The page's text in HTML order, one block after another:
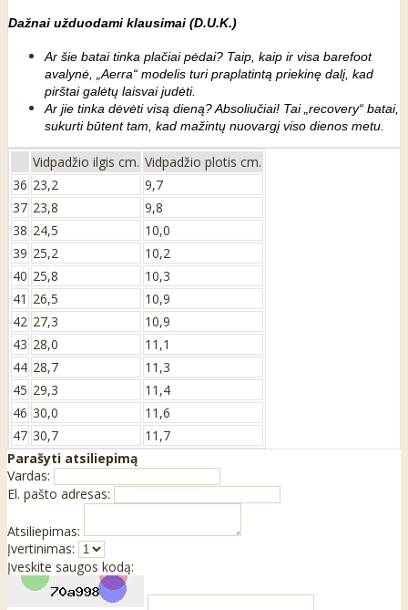
Dažnai užduodami klausimai (D.U.K.)
Ar šie batai tinka plačiai pėdai? Taip, kaip ir visa barefoot
avalynė, „Aerra“ modelis turi praplatintą priekinę dalį, kad
pirštai galėtų laisvai judėti.
Ar jie tinka dėvėti visą dieną? Absoliučiai! Tai „recovery“ batai,
sukurti būtent tam, kad mažintų nuovargį viso dienos metu.
Vidpadžio ilgis cm. Vidpadžio plotis cm.
36 23,2
9,7
37 23,8
9,8
38 24,5
10,0
39 25,2
10,2
40 25,8
10,3
41 26,5
10,9
42 27,3
10,9
43 28,0
11,1
44 28,7
11,3
45 29,3
11,4
46 30,0
11,6
47 30,7
11,7
Parašyti atsiliepimą
Vardas:
El. pašto adresas:
Atsiliepimas:
Įvertinimas:
Įveskite saugos kodą: